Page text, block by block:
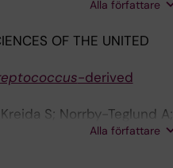
Alla författare
OF THE UNITED
-derived
S; Norrby-Teglund A;
Alla författare